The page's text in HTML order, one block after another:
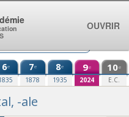
6e 7e
1878
8e
1935
9e
2024
10e
E.C.
-ale
OUVRIR